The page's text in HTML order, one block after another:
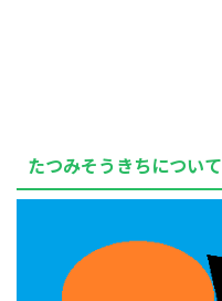
たつみそうきちについて